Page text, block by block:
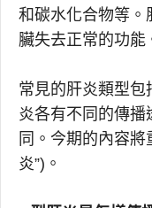
和碳水化合物等。
臟失去正常的功能
常見的肝炎類型
炎各有不同的傳播
同。今期的內容
炎”)。